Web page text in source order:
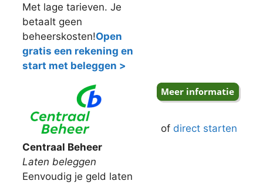
Met lage tarieven. Je
betaalt geen
beheerskosten!Open
gratis een rekening en
start met beleggen >
Centraal Beheer
Laten beleggen
Eenvoudig je geld laten
of direct starten